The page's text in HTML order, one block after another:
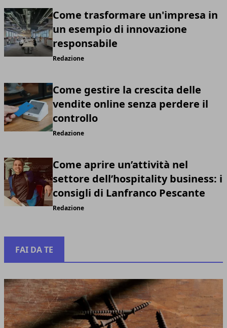
Come trasformare un'impresa in
un esempio di innovazione
responsabile
Redazione
Come gestire la crescita delle
vendite online senza perdere il
controllo
Redazione
Come aprire un’attività nel
settore dell’hospitality business: i
consigli di Lanfranco Pescante
Redazione
FAI DA TE